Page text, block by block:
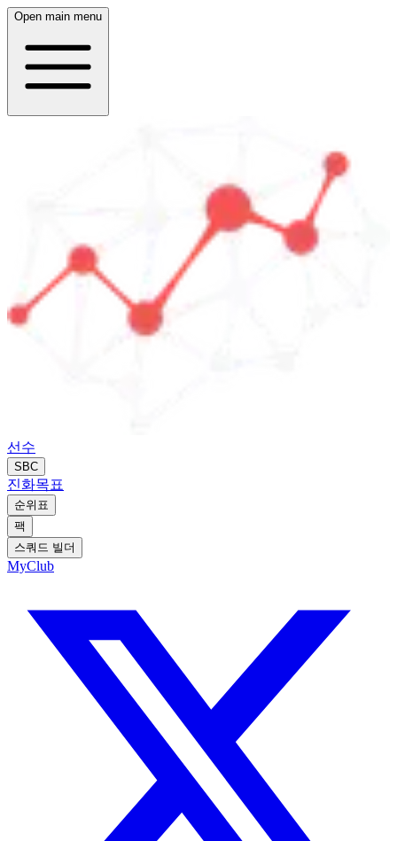
Open main menu
선수
SBC
진화목표
순위표
팩
스쿼드 빌더
MyClub